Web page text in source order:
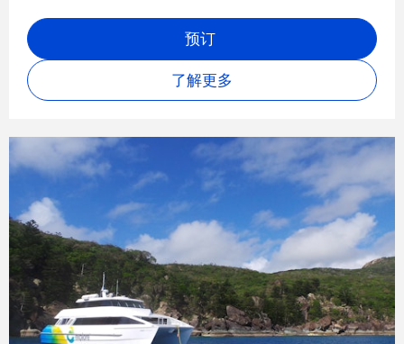
预订
了解更多